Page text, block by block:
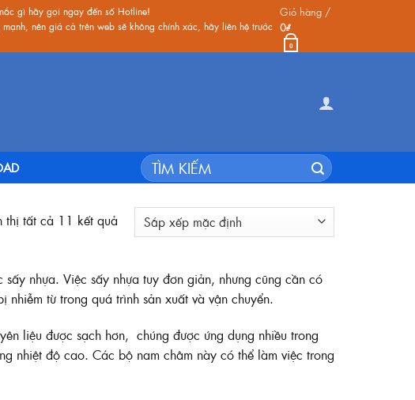
gì hãy gọi ngay đến số Hotline!
nên giá cả trên web sẽ không chính xác, hãy liên hệ trước
Giỏ hàng /
0₫
0
Tìm
kiếm:
thị tất cả 11 kết quả
nhựa. Việc sấy nhựa tuy đơn giản, nhưng cũng cần có
từ trong quá trình sản xuất và vận chuyển.
liệu được sạch hơn, chúng được ứng dụng nhiều trong
nhiệt độ cao. Các bộ nam châm này có thể làm việc trong